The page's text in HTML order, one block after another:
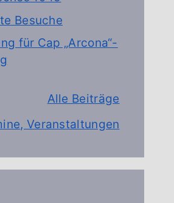
Besuche
für Cap „Arcona“-
Alle Beiträge
Veranstaltungen